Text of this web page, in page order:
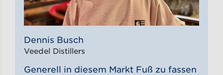
Generell in diesem Markt Fuß zu fassen
Dennis Busch
Veedel Distillers